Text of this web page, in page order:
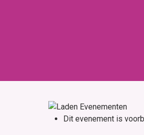
Dit evenement is